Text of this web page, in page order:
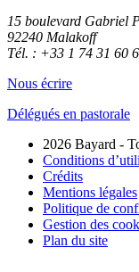
15 boulevard Gabriel
92240 Malakoff
Tél. : +33 1 74 31 60
Nous écrire
Délégués en pastorale
2026 Bayard -
Conditions
Crédits
Mentions légales
Politique de
Gestion des
Plan du site